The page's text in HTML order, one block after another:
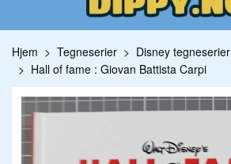
Hjem Tegneserier Disney tegneserier
Hall of fame : Giovan Battista Carpi